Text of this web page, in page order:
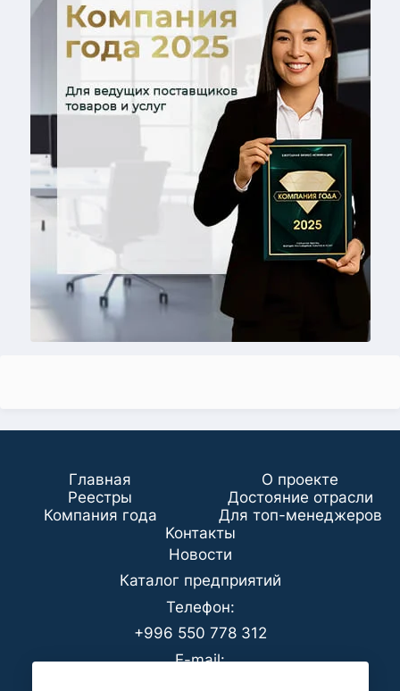
Главная
О проекте
Реестры
Достояние отрасли
Компания года
Для топ-менеджеров
Koнтaкты
Новости
Каталог предприятий
Телефон:
+996 550 778 312
E-mail: